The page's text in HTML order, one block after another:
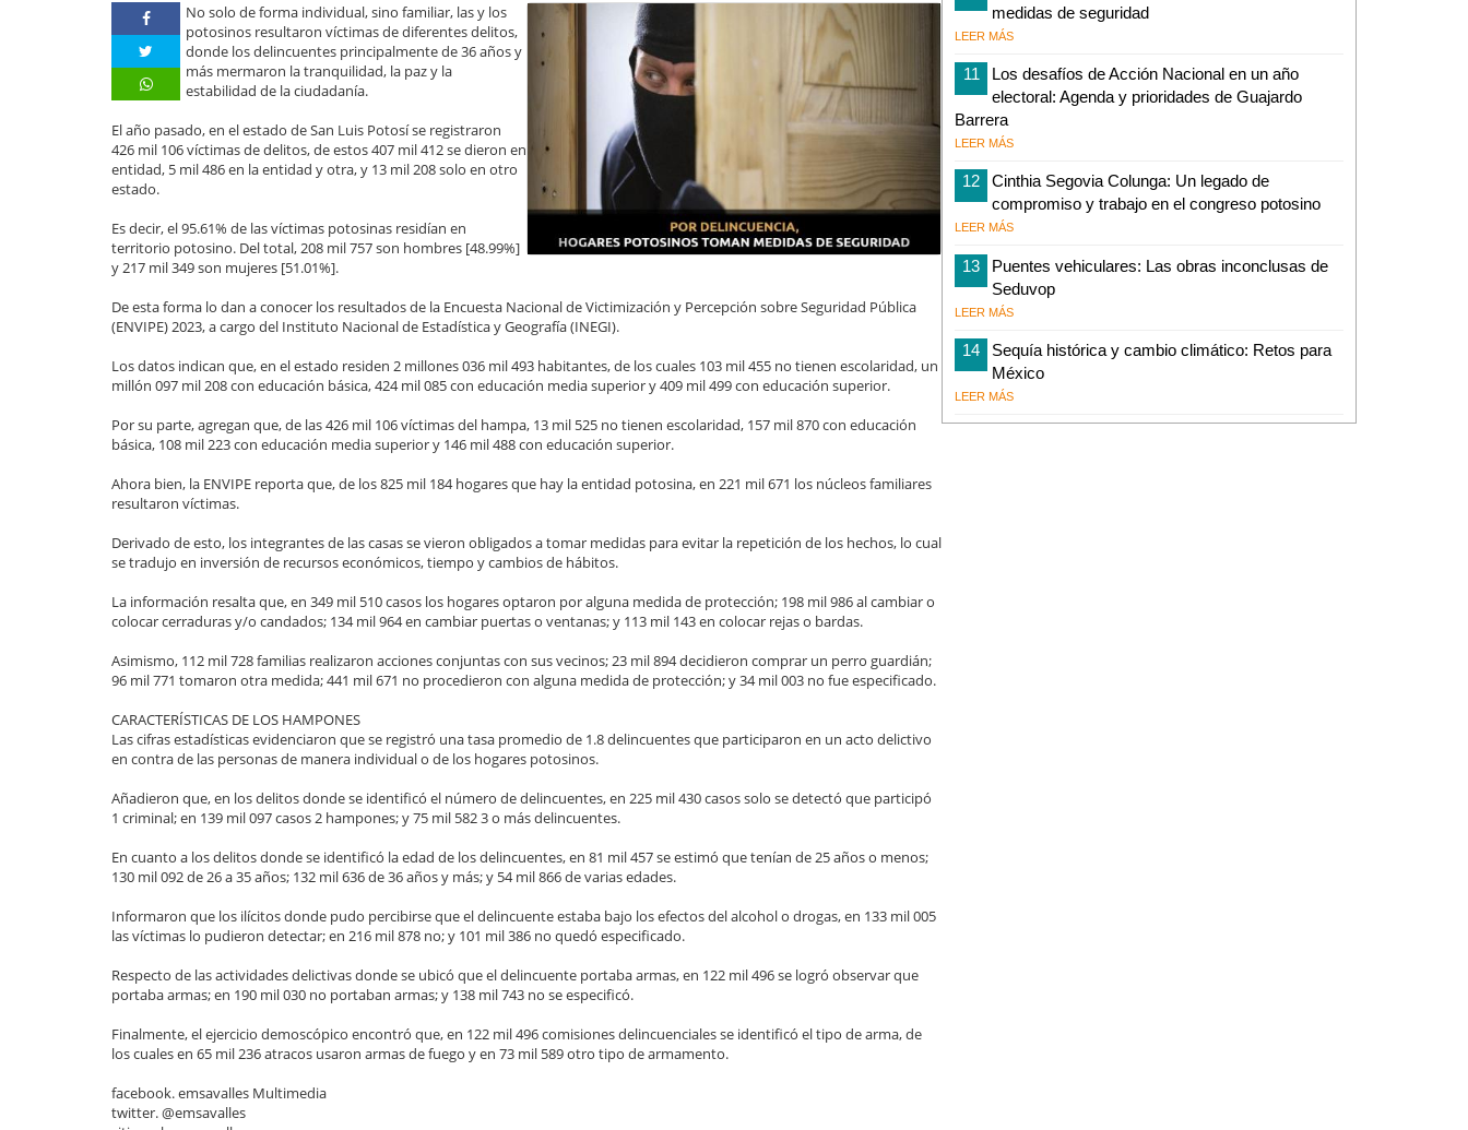
No solo de forma individual, sino familiar, las y los
potosinos resultaron víctimas de diferentes delitos,
donde los delincuentes principalmente de 36 años y
más mermaron la tranquilidad, la paz y la
estabilidad de la ciudadanía.
El año pasado, en el estado de San Luis Potosí se registraron
426 mil 106 víctimas de delitos, de estos 407 mil 412 se dieron en
entidad, 5 mil 486 en la entidad y otra, y 13 mil 208 solo en otro
estado.
Es decir, el 95.61% de las víctimas potosinas residían en
territorio potosino. Del total, 208 mil 757 son hombres [48.99%]
y 217 mil 349 son mujeres [51.01%].
De esta forma lo dan a conocer los resultados de la Encuesta Nacional de Victimización y Percepción sobre Seguridad Pública
(ENVIPE) 2023, a cargo del Instituto Nacional de Estadística y Geografía (INEGI).
Los datos indican que, en el estado residen 2 millones 036 mil 493 habitantes, de los cuales 103 mil 455 no tienen escolaridad, un
millón 097 mil 208 con educación básica, 424 mil 085 con educación media superior y 409 mil 499 con educación superior.
Por su parte, agregan que, de las 426 mil 106 víctimas del hampa, 13 mil 525 no tienen escolaridad, 157 mil 870 con educación
básica, 108 mil 223 con educación media superior y 146 mil 488 con educación superior.
Ahora bien, la ENVIPE reporta que, de los 825 mil 184 hogares que hay la entidad potosina, en 221 mil 671 los núcleos familiares
resultaron víctimas.
Derivado de esto, los integrantes de las casas se vieron obligados a tomar medidas para evitar la repetición de los hechos, lo cual
se tradujo en inversión de recursos económicos, tiempo y cambios de hábitos.
La información resalta que, en 349 mil 510 casos los hogares optaron por alguna medida de protección; 198 mil 986 al cambiar o
colocar cerraduras y/o candados; 134 mil 964 en cambiar puertas o ventanas; y 113 mil 143 en colocar rejas o bardas.
Asimismo, 112 mil 728 familias realizaron acciones conjuntas con sus vecinos; 23 mil 894 decidieron comprar un perro guardián;
96 mil 771 tomaron otra medida; 441 mil 671 no procedieron con alguna medida de protección; y 34 mil 003 no fue especificado.
CARACTERÍSTICAS DE LOS HAMPONES
Las cifras estadísticas evidenciaron que se registró una tasa promedio de 1.8 delincuentes que participaron en un acto delictivo
en contra de las personas de manera individual o de los hogares potosinos.
Añadieron que, en los delitos donde se identificó el número de delincuentes, en 225 mil 430 casos solo se detectó que participó
1 criminal; en 139 mil 097 casos 2 hampones; y 75 mil 582 3 o más delincuentes.
En cuanto a los delitos donde se identificó la edad de los delincuentes, en 81 mil 457 se estimó que tenían de 25 años o menos;
130 mil 092 de 26 a 35 años; 132 mil 636 de 36 años y más; y 54 mil 866 de varias edades.
Informaron que los ilícitos donde pudo percibirse que el delincuente estaba bajo los efectos del alcohol o drogas, en 133 mil 005
las víctimas lo pudieron detectar; en 216 mil 878 no; y 101 mil 386 no quedó especificado.
Respecto de las actividades delictivas donde se ubicó que el delincuente portaba armas, en 122 mil 496 se logró observar que
portaba armas; en 190 mil 030 no portaban armas; y 138 mil 743 no se especificó.
Finalmente, el ejercicio demoscópico encontró que, en 122 mil 496 comisiones delincuenciales se identificó el tipo de arma, de
los cuales en 65 mil 236 atracos usaron armas de fuego y en 73 mil 589 otro tipo de armamento.
facebook. emsavalles Multimedia
twitter. @emsavalles
medidas de seguridad
LEER MÁS
11
Los desafíos de Acción Nacional en un año
electoral: Agenda y prioridades de Guajardo
Barrera
LEER MÁS
12
Cinthia Segovia Colunga: Un legado de
compromiso y trabajo en el congreso potosino
LEER MÁS
13
Puentes vehiculares: Las obras inconclusas de
Seduvop
LEER MÁS
14
Sequía histórica y cambio climático: Retos para
México
LEER MÁS